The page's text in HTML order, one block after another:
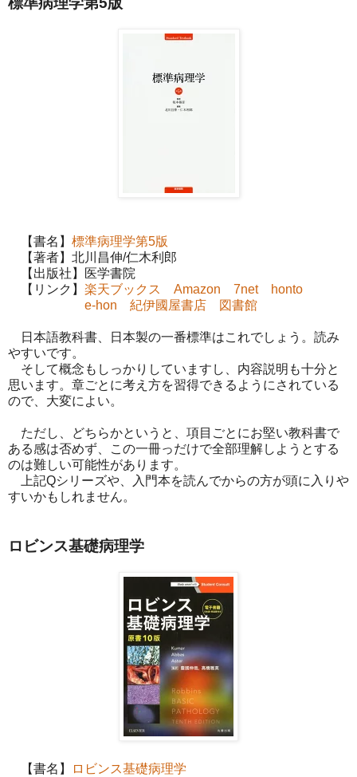
【書名】 標準病理学第5版
【著者】北川昌伸/仁木利郎
【出版社】医学書院
【リンク】 楽天ブックス Amazon 7net
honto
e-hon
紀伊國屋書店 図書館
日本語教科書、日本製の一番標準はこれでしょう。読み
やすいです。
そして概念もしっかりしていますし、内容説明も十分と
思います。章ごとに考え方を習得できるようにされている
ので、大変によい。
ただし、どちらかというと、項目ごとにお堅い教科書で
ある感は否めず、この一冊っだけで全部理解しようとする
のは難しい可能性があります。
上記Qシリーズや、入門本を読んでからの方が頭に入りや
すいかもしれません。
ロビンス基礎病理学
【書名】
ロビンス基礎病理学